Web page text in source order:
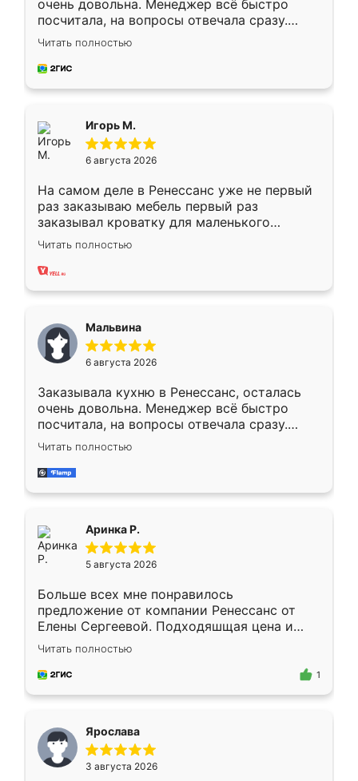
очень довольна. Менеджер всё быстро
посчитала, на вопросы отвечала сразу.
Замерщик приехал в субботу, подошёл к
делу со всей ответственностью. Собрали
за день, ребята работали аккуратно, даже
Читать полностью
Игорь М.
6 августа 2026
На самом деле в Ренессанс уже не первый
раз заказываю мебель первый раз
заказывал кроватку для маленького
ребёнка при его рождении ,во второй раз
заказал шкаф-купе. По качеству очень
хорошее сборка достаточно быстрая,
меньше, здесь же он более разнообразный.
Мне нравится ,если что-то потребуется из
мебели буду заказывать только здесь.
Читать полностью
Мальвина
6 августа 2026
Заказывала кухню в Ренессанс, осталась
очень довольна. Менеджер всё быстро
посчитала, на вопросы отвечала сразу.
Замерщик приехал в субботу, подошёл к
делу со всей ответственностью. Собрали
за день, ребята работали аккуратно, даже
Читать полностью
Аринка Р.
5 августа 2026
Больше всех мне понравилось
предложение от компании Ренессанс от
Елены Сергеевой. Подходяшщая цена и
короткие сроки изготовления. Приехавший
для замера сотрудник Владислав
предложил по моему эскизу самый
Читать полностью
1
Ярослава
3 августа 2026